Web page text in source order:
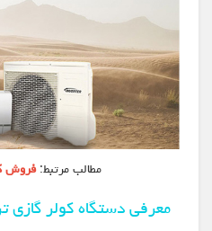
مطالب مرتبط:فروش
معرفی دستگاه کولر گازی